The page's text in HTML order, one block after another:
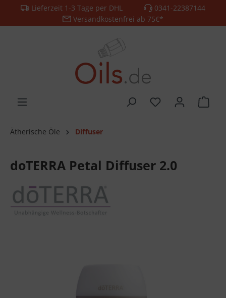
springenLieferzeit 1-3 Tage per DHL
0341-22387144
Versandkostenfrei ab 75€*
Ätherische Öle Diffuser
doTERRA Petal Diffuser 2.0